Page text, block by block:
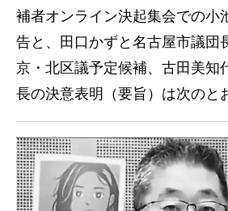
補者オンライン決起集会での小
告と、田口かずと名古屋市議団
京・北区議予定候補、古田美知
長の決意表明（要旨）は次のと